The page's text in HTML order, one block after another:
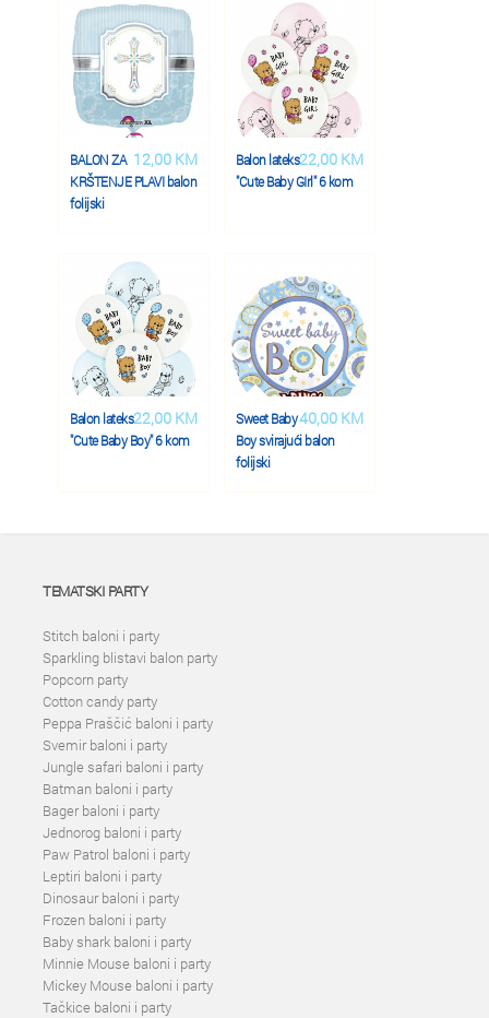
12,00 KM
BALON ZA
KRŠTENJE PLAVI balon
folijski
22,00 KM
Balon lateks
"Cute Baby GIrl" 6 kom
22,00 KM
Balon lateks
"Cute Baby Boy" 6 kom
40,00 KM
Sweet Baby
Boy svirajući balon
folijski
TEMATSKI PARTY
Stitch baloni i party
Sparkling blistavi balon party
Popcorn party
Cotton candy party
Peppa Praščić baloni i party
Svemir baloni i party
Jungle safari baloni i party
Batman baloni i party
Bager baloni i party
Jednorog baloni i party
Paw Patrol baloni i party
Leptiri baloni i party
Dinosaur baloni i party
Frozen baloni i party
Baby shark baloni i party
Minnie Mouse baloni i party
Mickey Mouse baloni i party
Tačkice baloni i party